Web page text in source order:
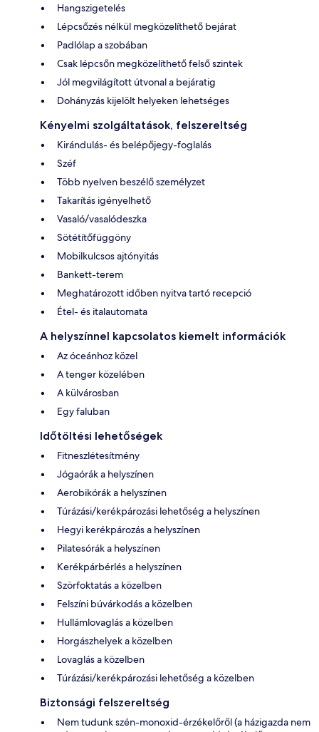
Hangszigetelés
Lépcsőzés nélkül megközelíthető bejárat
Padlólap a szobában
Csak lépcsőn megközelíthető felső szintek
Jól megvilágított útvonal a bejáratig
Dohányzás kijelölt helyeken lehetséges
Kényelmi szolgáltatások, felszereltség
Kirándulás- és belépőjegy-foglalás
Széf
Több nyelven beszélő személyzet
Takarítás igényelhető
Vasaló/vasalódeszka
Sötétítőfüggöny
Mobilkulcsos ajtónyitás
Bankett-terem
Meghatározott időben nyitva tartó recepció
Étel- és italautomata
A helyszínnel kapcsolatos kiemelt információk
Az óceánhoz közel
A tenger közelében
A külvárosban
Egy faluban
Időtöltési lehetőségek
Fitneszlétesítmény
Jógaórák a helyszínen
Aerobikórák a helyszínen
Túrázási/kerékpározási lehetőség a helyszínen
Hegyi kerékpározás a helyszínen
Pilatesórák a helyszínen
Kerékpárbérlés a helyszínen
Szörfoktatás a közelben
Felszíni búvárkodás a közelben
Hullámlovaglás a közelben
Horgászhelyek a közelben
Lovaglás a közelben
Túrázási/kerékpározási lehetőség a közelben
Biztonsági felszereltség
Nem tudunk szén-monoxid-érzékelőről (a házigazda nem